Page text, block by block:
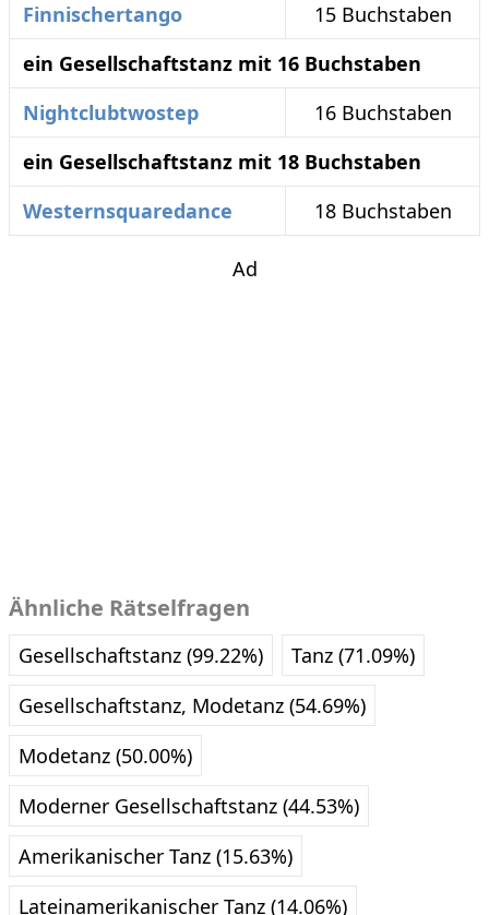
Finnischertango
15 Buchstaben
ein Gesellschaftstanz mit 16 Buchstaben
Nightclubtwostep
16 Buchstaben
ein Gesellschaftstanz mit 18 Buchstaben
Westernsquaredance
18 Buchstaben
Ad
Ähnliche Rätselfragen
Gesellschaftstanz (99.22%)
Tanz (71.09%)
Gesellschaftstanz, Modetanz (54.69%)
Modetanz (50.00%)
Moderner Gesellschaftstanz (44.53%)
Amerikanischer Tanz (15.63%)
Lateinamerikanischer Tanz (14.06%)